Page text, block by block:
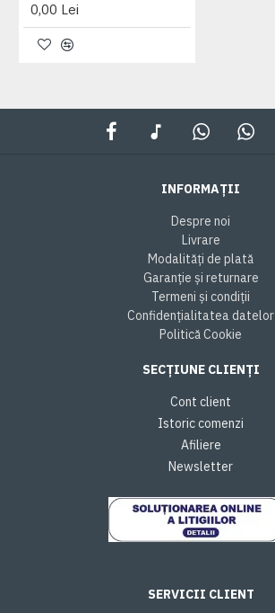
0,00 Lei
INFORMAȚII
Despre noi
Livrare
Modalități de plată
Garanție și returnare
Termeni și condiții
Confidențialitatea datelor
Politică Cookie
SECȚIUNE CLIENȚI
Cont client
Istoric comenzi
Afiliere
Newsletter
SERVICII CLIENT